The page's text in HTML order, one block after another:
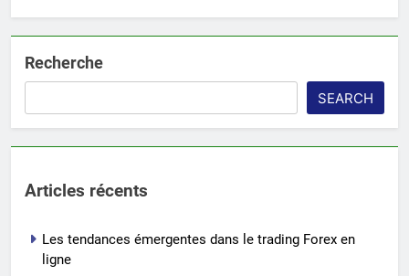
Recherche
SEARCH
Articles récents
Les tendances émergentes dans le trading Forex en
ligne